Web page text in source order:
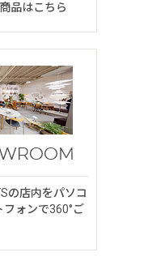
品はこちら
の店内をパソコ
フォンで360°ご